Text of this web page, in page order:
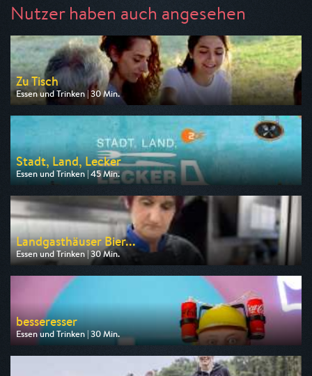
Nutzer haben auch angesehen
Zu Tisch
Essen und Trinken | 30 Min.
Ausgestrahlt von arte
am 07.08.2026, 11:55
Stadt, Land, Lecker
Essen und Trinken | 45 Min.
Ausgestrahlt von ZDF neo
am 07.08.2026, 08:35
Landgasthäuser Bier...
Essen und Trinken | 30 Min.
Ausgestrahlt von BR
am 07.08.2026, 19:30
besseresser
Essen und Trinken | 30 Min.
Ausgestrahlt von ZDF info
am 08.08.2026, 07:00